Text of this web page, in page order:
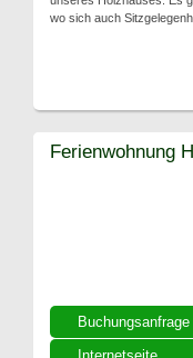
wo sich auch
Buchungsanfrage
Ferienwohnung